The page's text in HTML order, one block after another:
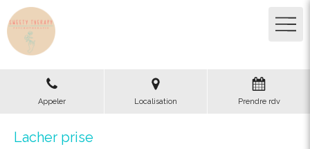
Appeler Localisation Prendre rdv
Lacher prise